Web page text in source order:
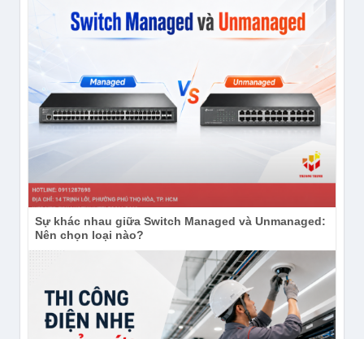
Sự khác nhau giữa Switch Managed và Unmanaged:
Nên chọn loại nào?